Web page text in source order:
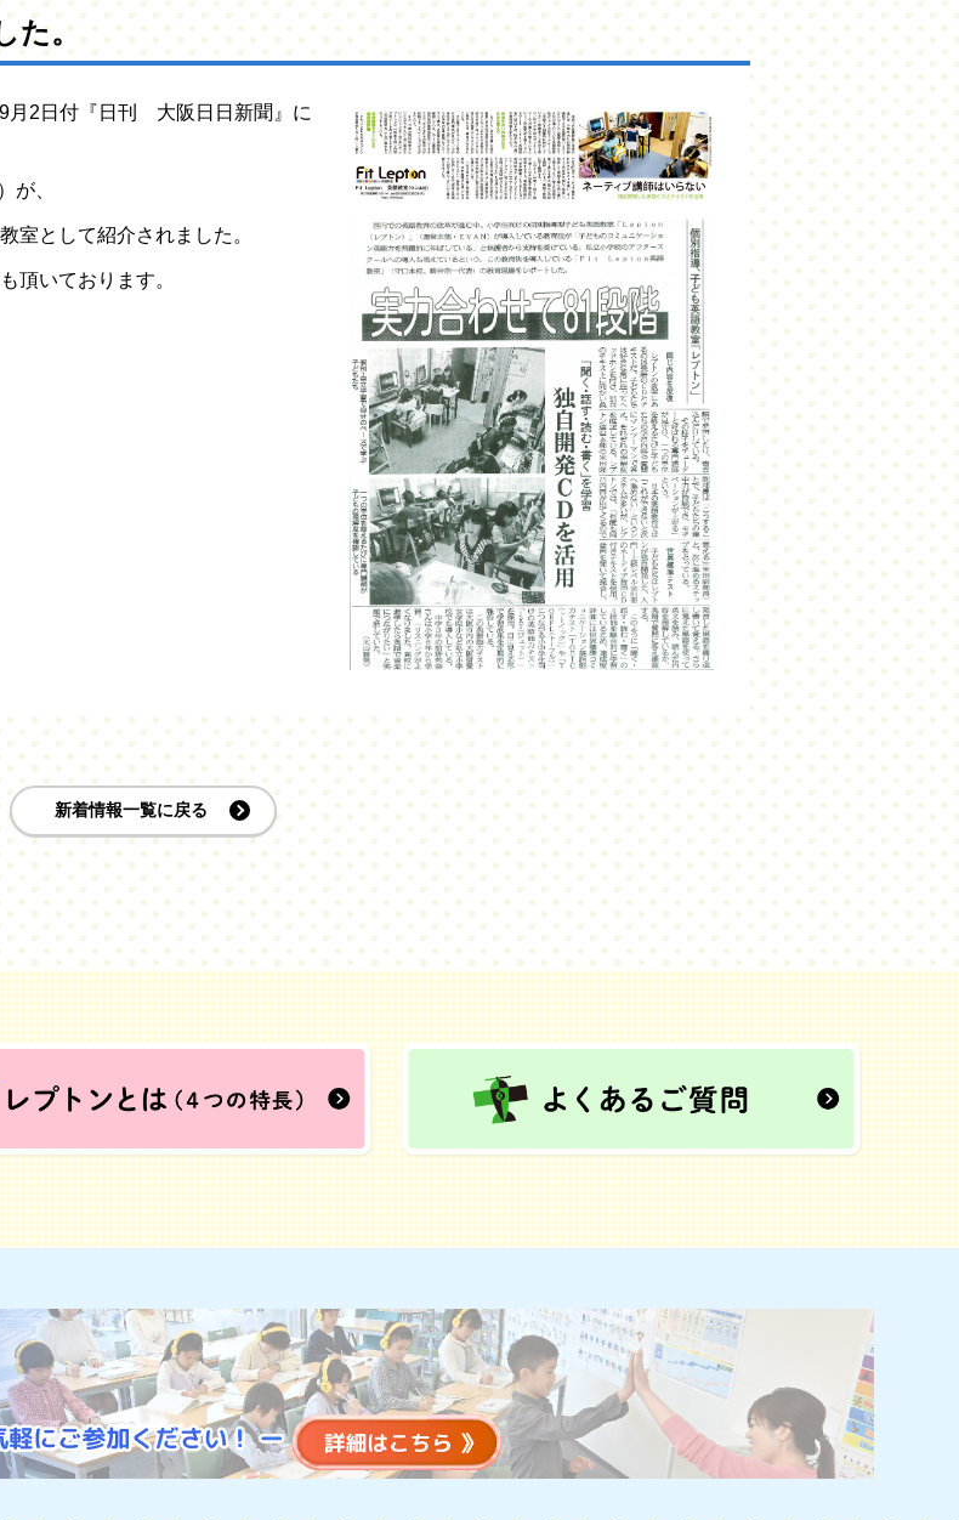
た。
月2日付『日刊 大阪日日新聞』に
が、
室として紹介されました。
頂いております。
新着情報一覧に戻る